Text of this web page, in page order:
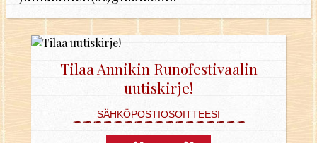
Tilaa Annikin Runofestivaalin
uutiskirje!